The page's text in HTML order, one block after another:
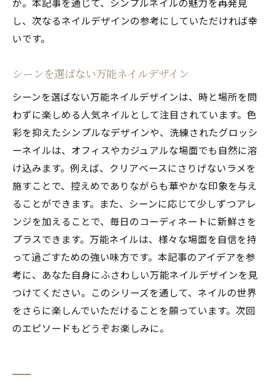
し、次なるネイルデザインの参考にしていただければ幸
いです。
シーンを選ばない万能ネイルデザイン
シーンを選ばない万能ネイルデザインは、時と場所を問
わずに楽しめる人気ネイルとして注目されています。色
彩を抑えたシンプルなデザインや、洗練されたグロッシ
ーネイルは、オフィスやカジュアルな場面でも自然に溶
け込みます。例えば、クリアベースにさりげないラメを
施すことで、控えめでありながらも華やかな印象を与え
ることができます。また、シーンに応じて少しずつアレ
ンジを加えることで、毎日のコーディネートに新鮮さを
プラスできます。万能ネイルは、様々な場面を自信を持
って過ごすための強い味方です。本記事のアイデアを参
考に、あなた自身にふさわしい万能ネイルデザインを見
つけてください。このシリーズを通して、ネイルの世界
をさらに楽しんでいただけることを願っています。次回
のエピソードもどうぞお楽しみに。